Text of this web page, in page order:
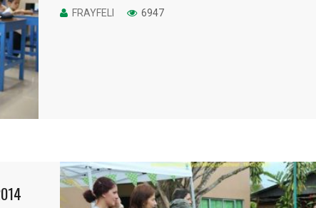
FRAYFELI 6947